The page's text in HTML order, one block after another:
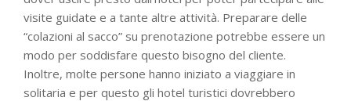
visite guidate e a tante altre attività. Preparare delle
“colazioni al sacco” su prenotazione potrebbe essere un
modo per soddisfare questo bisogno del cliente.
Inoltre, molte persone hanno iniziato a viaggiare in
solitaria e per questo gli hotel turistici dovrebbero